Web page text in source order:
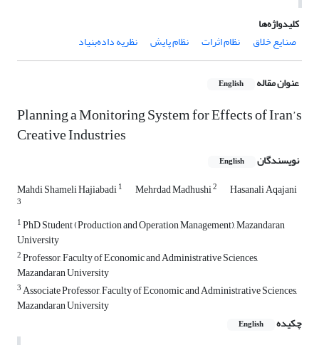
کلیدواژه‌ها
صنایع خلاق
نظام اثرات نظام پایش نظریه داده‌بنیاد
عنوان مقاله English
Planning a Monitoring System for Effects of Iran’s
Creative Industries
نویسندگان English
Mahdi Shameli Hajiabadi1 Mehrdad Madhushi2 Hasanali Aqajani
3
1PhD Student (Production and Operation Management), Mazandaran
University
2Professor, Faculty of Economic and Administrative Sciences,
Mazandaran University
3Associate Professor, Faculty of Economic and Administrative Sciences,
Mazandaran University
چکیده
English